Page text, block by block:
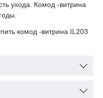
ухода. Комод -витрина
комод -витрина IL203